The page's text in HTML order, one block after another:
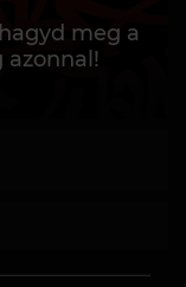
meg a
azonnal!